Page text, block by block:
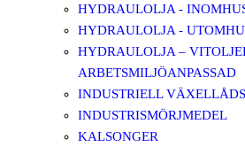
HYDRAULOLJA -
HYDRAULOLJA -
HYDRAULOLJA –
ARBETSMILJÖANPASSAD
INDUSTRIELL
INDUSTRISMÖRJMEDEL
KALSONGER